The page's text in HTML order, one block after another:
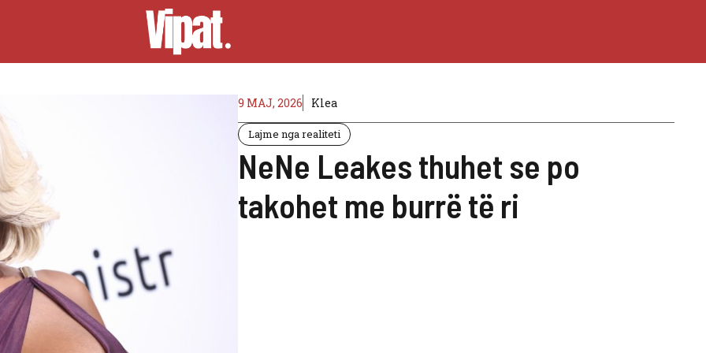
9 MAJ, 2026 Klea
Lajme nga realiteti
NeNe Leakes thuhet se po
takohet me burrë të ri